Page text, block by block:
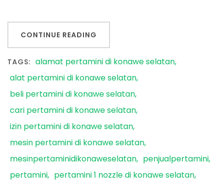
CONTINUE READING
TAGS: alamat pertamini di konawe selatan
alat pertamini di konawe selatan
beli pertamini di konawe selatan
cari pertamini di konawe selatan
izin pertamini di konawe selatan
mesin pertamini di konawe selatan
mesinpertaminidikonaweselatan
penjualpertamini
pertamini
pertamini 1 nozzle di konawe selatan